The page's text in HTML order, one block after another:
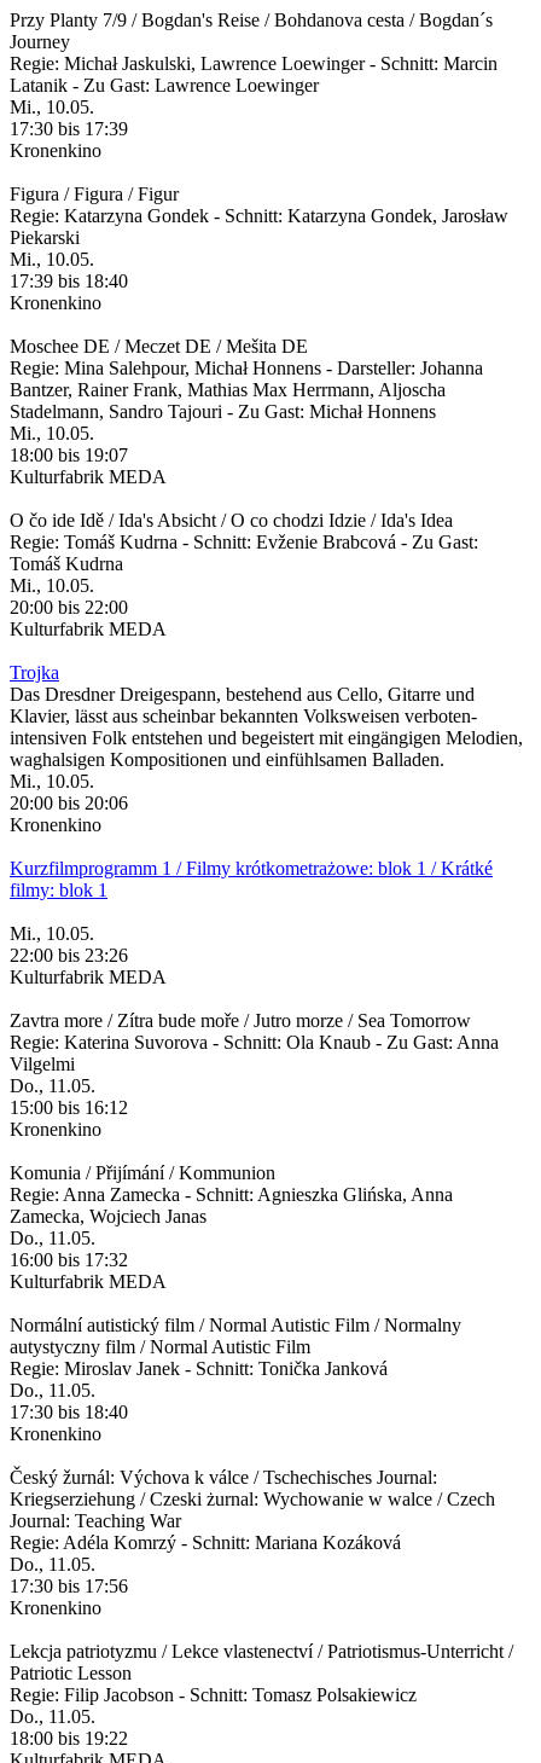
Przy Planty 7/9 / Bogdan's Reise / Bohdanova cesta / Bogdan´s
Journey
Regie: Michał Jaskulski, Lawrence Loewinger - Schnitt: Marcin
Latanik - Zu Gast: Lawrence Loewinger
Mi., 10.05.
17:30 bis 17:39
Kronenkino
Figura / Figura / Figur
Regie: Katarzyna Gondek - Schnitt: Katarzyna Gondek, Jarosław
Piekarski
Mi., 10.05.
17:39 bis 18:40
Kronenkino
Moschee DE / Meczet DE / Mešita DE
Regie: Mina Salehpour, Michał Honnens - Darsteller: Johanna
Bantzer, Rainer Frank, Mathias Max Herrmann, Aljoscha
Stadelmann, Sandro Tajouri - Zu Gast: Michał Honnens
Mi., 10.05.
18:00 bis 19:07
Kulturfabrik MEDA
O čo ide Idě / Ida's Absicht / O co chodzi Idzie / Ida's Idea
Regie: Tomáš Kudrna - Schnitt: Evženie Brabcová - Zu Gast:
Tomáš Kudrna
Mi., 10.05.
20:00 bis 22:00
Kulturfabrik MEDA
Trojka
Das Dresdner Dreigespann, bestehend aus Cello, Gitarre und
Klavier, lässt aus scheinbar bekannten Volksweisen verboten-
intensiven Folk entstehen und begeistert mit eingängigen Melodien,
waghalsigen Kompositionen und einfühlsamen Balladen.
Mi., 10.05.
20:00 bis 20:06
Kronenkino
Kurzfilmprogramm 1 / Filmy krótkometrażowe: blok 1 / Krátké
filmy: blok 1
Mi., 10.05.
22:00 bis 23:26
Kulturfabrik MEDA
Zavtra more / Zítra bude moře / Jutro morze / Sea Tomorrow
Regie: Katerina Suvorova - Schnitt: Ola Knaub - Zu Gast: Anna
Vilgelmi
Do., 11.05.
15:00 bis 16:12
Kronenkino
Komunia / Přijímání / Kommunion
Regie: Anna Zamecka - Schnitt: Agnieszka Glińska, Anna
Zamecka, Wojciech Janas
Do., 11.05.
16:00 bis 17:32
Kulturfabrik MEDA
Normální autistický film / Normal Autistic Film / Normalny
autystyczny film / Normal Autistic Film
Regie: Miroslav Janek - Schnitt: Tonička Janková
Do., 11.05.
17:30 bis 18:40
Kronenkino
Český žurnál: Výchova k válce / Tschechisches Journal:
Kriegserziehung / Czeski żurnal: Wychowanie w walce / Czech
Journal: Teaching War
Regie: Adéla Komrzý - Schnitt: Mariana Kozáková
Do., 11.05.
17:30 bis 17:56
Kronenkino
Lekcja patriotyzmu / Lekce vlastenectví / Patriotismus-Unterricht /
Patriotic Lesson
Regie: Filip Jacobson - Schnitt: Tomasz Polsakiewicz
Do., 11.05.
18:00 bis 19:22